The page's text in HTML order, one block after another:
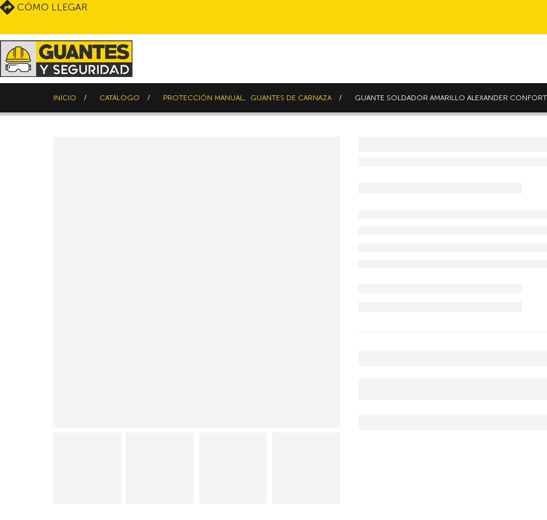
CÓMO LLEGAR
INICIO CATÁLOGO PROTECCIÓN MANUAL, GUANTES DE CARNAZA GUANTE SOLDADOR AMARILLO ALEXANDER CONFORT